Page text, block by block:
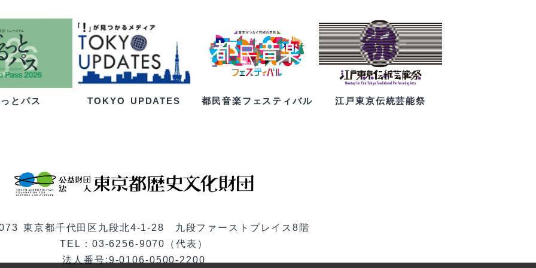
とパス TOKYO UPDATES 都民音楽フェスティバル 江戸東京伝統芸能祭
東京都千代田区九段北4-1-28 九段ファーストプレイス8階
TEL：03-6256-9070（代表）
法人番号:9-0106-0500-2200